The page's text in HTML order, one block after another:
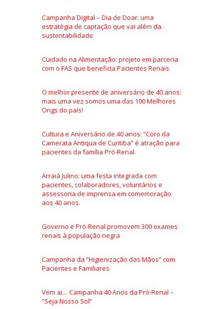
Campanha Digital – Dia de Doar: uma
estratégia de captação que vai além da
sustentabilidade
Cuidado na Alimentação: projeto em parceria
com o FAS que beneficia Pacientes Renais
O melhor presente de aniversário de 40 anos:
mais uma vez somos uma das 100 Melhores
Ongs do país!
Cultura e Aniversário de 40 anos: “Coro da
Camerata Antiqua de Curitiba” é atração para
pacientes da família Pró-Renal.
Arraiá Julino: uma festa integrada com
pacientes, colaboradores, voluntários e
assessoria de imprensa em comemoração
aos 40 anos.
Governo e Pró-Renal promovem 300 exames
renais à população negra
Campanha da “Higienização das Mãos” com
Pacientes e Familiares
Vem ai… Campanha 40 Anos da Pró-Renal –
“Seja Nosso Sol”